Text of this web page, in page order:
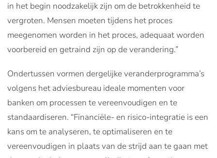
in het begin noodzakelijk zijn om de betrokkenheid te
vergroten. Mensen moeten tijdens het proces
meegenomen worden in het proces, adequaat worden
voorbereid en getraind zijn op de verandering.”
Ondertussen vormen dergelijke veranderprogramma’s
volgens het adviesbureau ideale momenten voor
banken om processen te vereenvoudigen en te
standaardiseren. “Financiële- en risico-integratie is een
kans om te analyseren, te optimaliseren en te
vereenvoudigen in plaats van de strijd aan te gaan met